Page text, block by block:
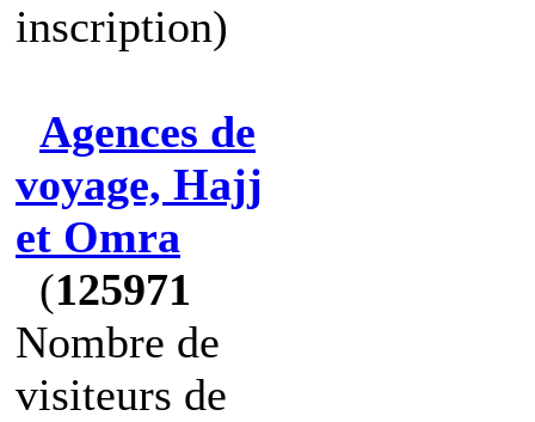
inscription)
Agences de
voyage, Hajj
et Omra
(125971
Nombre de
visiteurs de